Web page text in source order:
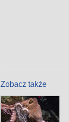
Zobacz także